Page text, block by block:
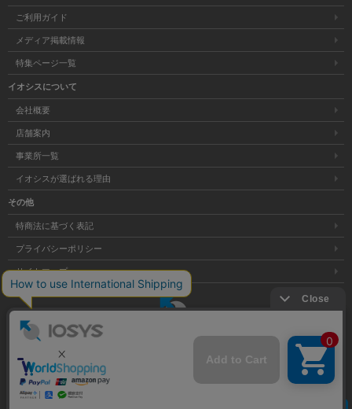
ご利用ガイド
メディア掲載情報
特集ページ一覧
イオシスについて
会社概要
店舗案内
事業所一覧
イオシスが選ばれる理由
その他
特商法に基づく表記
プライバシーポリシー
サイトマップ
大阪府公安委員会発行 古物商許可証 第621121002176号
Copyright © 株式会社イオシス All Rights Reserved. クリア